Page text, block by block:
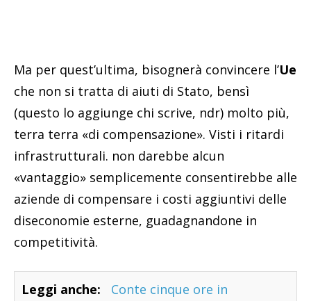
Ma per quest’ultima, bisognerà convincere l’Ue
che non si tratta di aiuti di Stato, bensì
(questo lo aggiunge chi scrive, ndr) molto più,
terra terra «di compensazione». Visti i ritardi
infrastrutturali. non darebbe alcun
«vantaggio» semplicemente consentirebbe alle
aziende di compensare i costi aggiuntivi delle
diseconomie esterne, guadagnandone in
competitività.
Leggi anche:
Conte cinque ore in